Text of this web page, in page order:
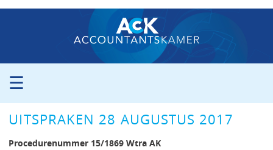
☰
ORGANISATIE
PROCEDURE
PERS
UITSPRAKEN 28 AUGUSTUS 2017
Procedurenummer 15/1869 Wtra AK